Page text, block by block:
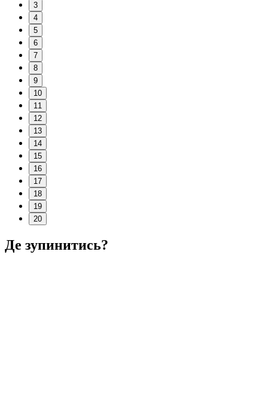
3
4
5
6
7
8
9
10
11
12
13
14
15
16
17
18
19
20
Де зупинитись?